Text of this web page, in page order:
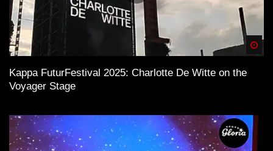
Kappa FuturFestival 2025: Charlotte De Witte on the
Voyager Stage